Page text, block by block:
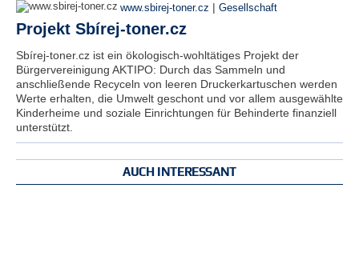
www.sbirej-toner.cz | Gesellschaft
Projekt Sbírej-toner.cz
Sbírej-toner.cz ist ein ökologisch-wohltätiges Projekt der
Bürgervereinigung AKTIPO: Durch das Sammeln und
anschließende Recyceln von leeren Druckerkartuschen werden
Werte erhalten, die Umwelt geschont und vor allem ausgewählte
Kinderheime und soziale Einrichtungen für Behinderte finanziell
unterstützt.
AUCH INTERESSANT